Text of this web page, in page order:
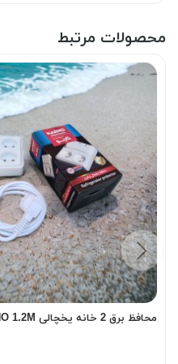
محصولات مرتبط
محافظ برق 2 خانه یخچالی KARNO 1.2M